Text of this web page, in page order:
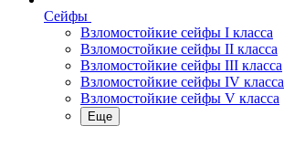
Сейфы
Взломостойкие сейфы I класса
Взломостойкие сейфы II класса
Взломостойкие сейфы III класса
Взломостойкие сейфы IV класса
Взломостойкие сейфы V класса
Еще